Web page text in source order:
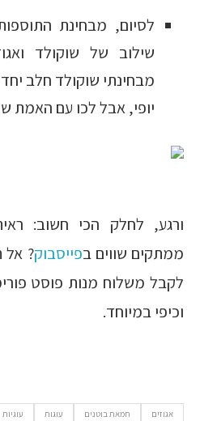
לסיום, מבחינת
שילוב של שוקולד
מבחינתי שוקולד חלב
יופי, אבל לכו עם האמת
ורגע, לחלק הכי חשוב:
ממתקים שווים בפייסבוק? אל
וכיפי במיוחד.
אגוזים חמאת בוטנים עוגות עוגיות